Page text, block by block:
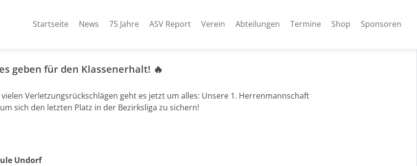
Startseite News 75 Jahre ASV Report Verein Abteilungen Termine Shop Sponsoren
geben für den Klassenerhalt! 🔥
Verletzungsrückschlägen geht es jetzt um alles: Unsere 1. Herrenmannschaft
sich den letzten Platz in der Bezirksliga zu sichern!
Undorf